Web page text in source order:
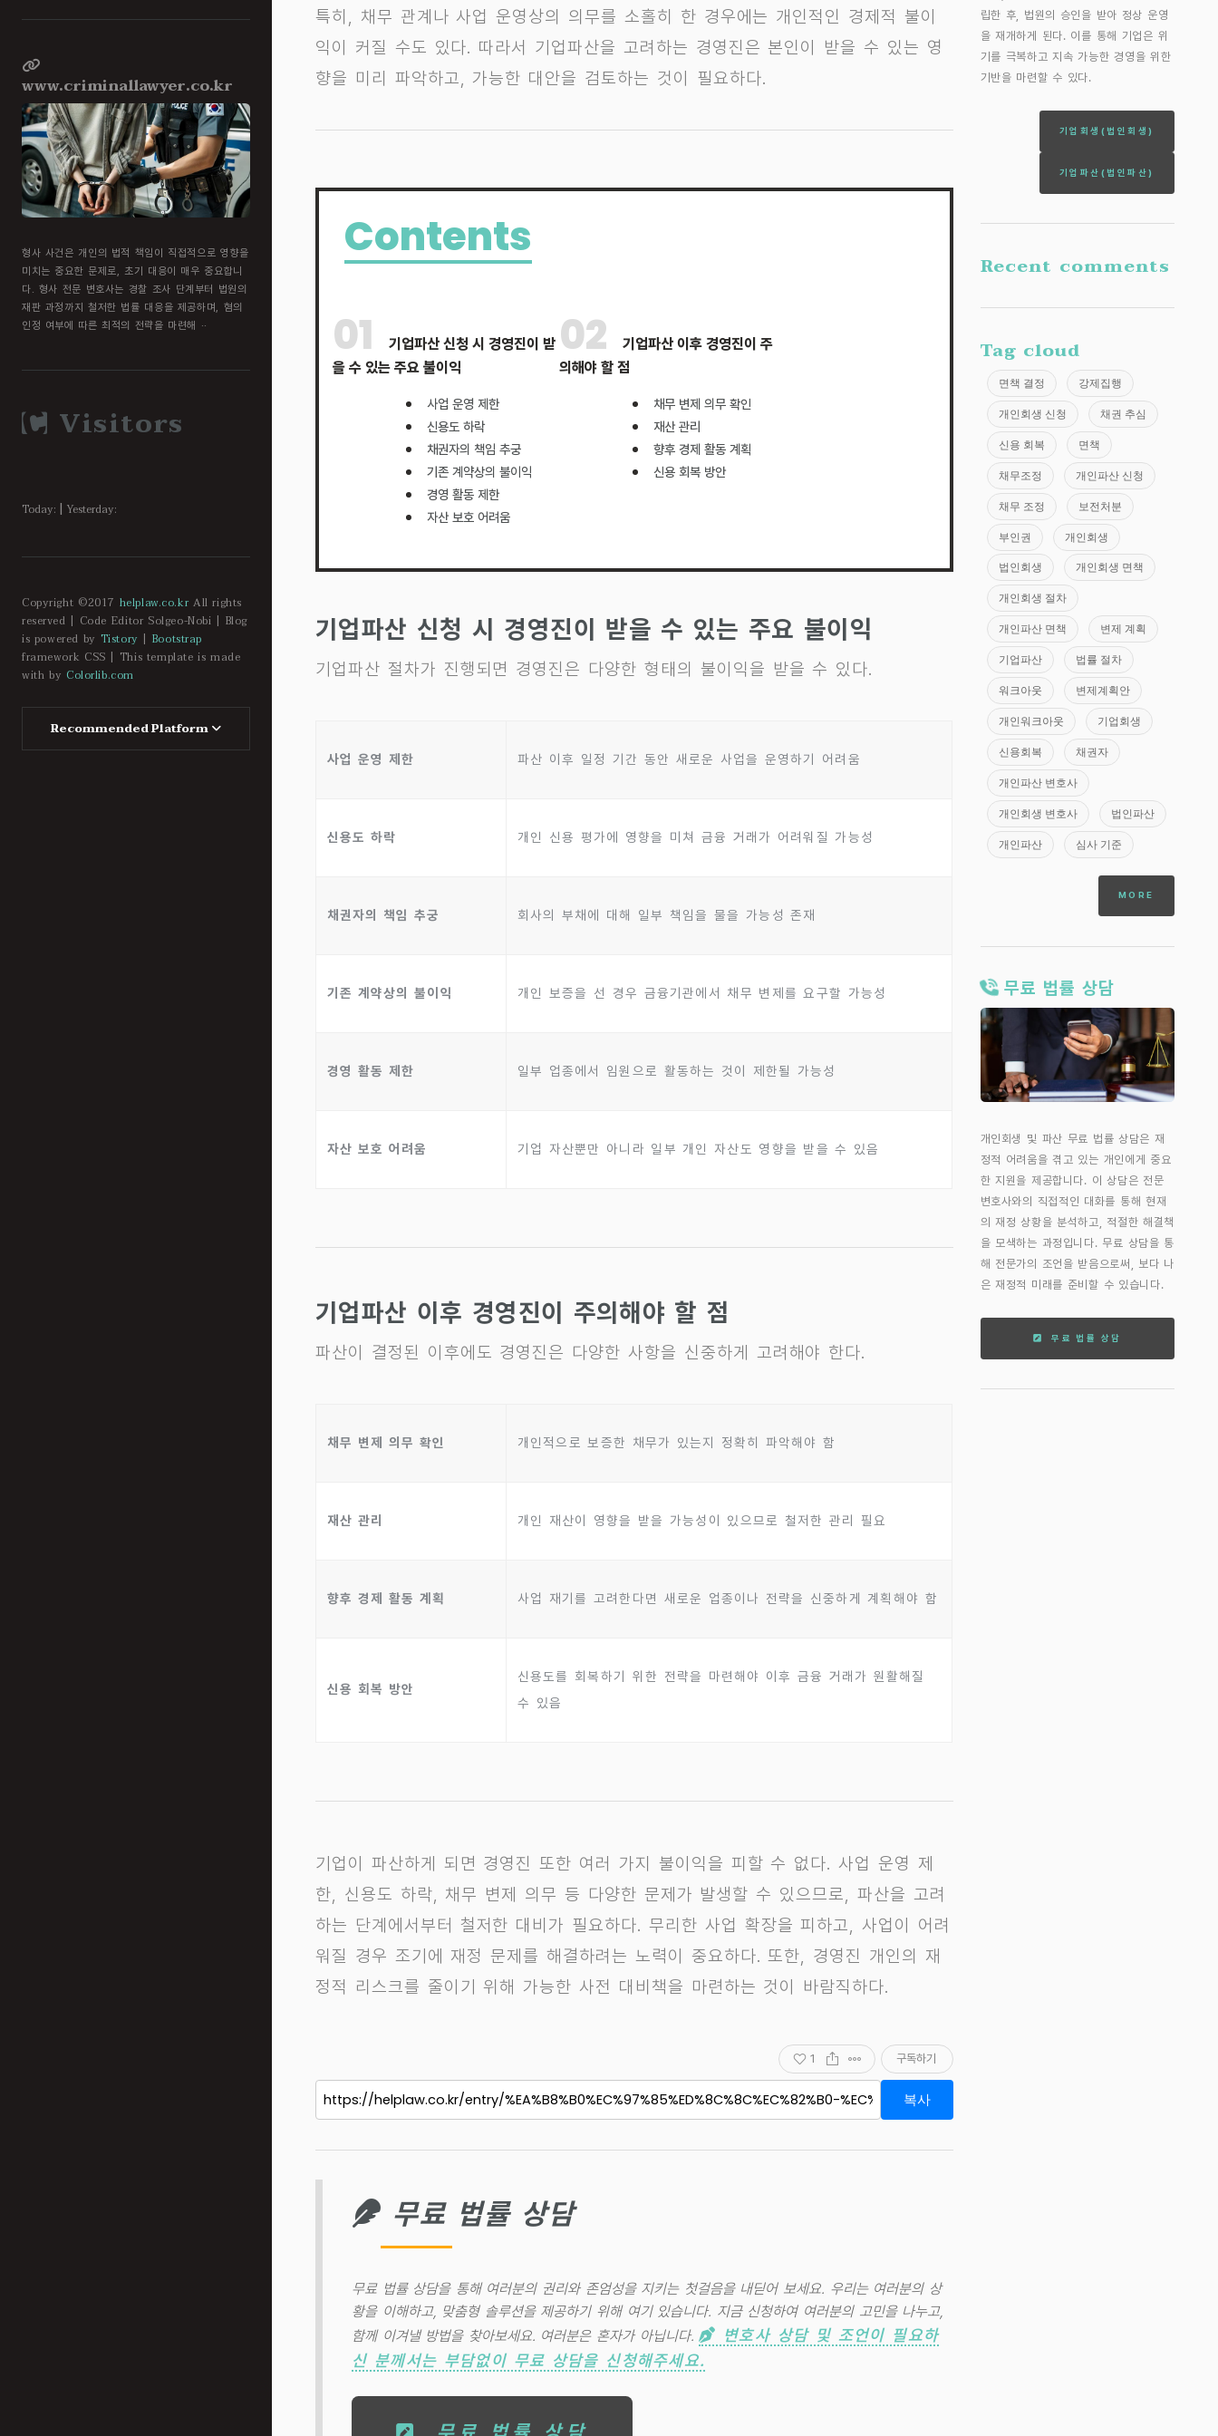
www.criminallawyer.co.kr
형사 사건은 개인의 법적 책임이 직접적으로 영향을
미치는 중요한 문제로, 초기 대응이 매우 중요합니
다. 형사 전문 변호사는 경찰 조사 단계부터 법원의
재판 과정까지 철저한 법률 대응을 제공하며, 혐의
인정 여부에 따른 최적의 전략을 마련해 ··
Visitors
Today: | Yesterday:
Copyright ©2017 helplaw.co.kr All rights
reserved | Code Editor Solgeo-Nobi | Blog
is powered by Tistory | Bootstrap
framework CSS | This template is made
with by Colorlib.com
Recommended Platform
특히, 채무 관계나 사업 운영상의 의무를 소홀히 한 경우에는 개인적인 경제적 불이
익이 커질 수도 있다. 따라서 기업파산을 고려하는 경영진은 본인이 받을 수 있는 영
향을 미리 파악하고, 가능한 대안을 검토하는 것이 필요하다.
Contents
01
기업파산 신청 시 경영진이 받
을 수 있는 주요 불이익
사업 운영 제한
신용도 하락
채권자의 책임 추궁
기존 계약상의 불이익
경영 활동 제한
자산 보호 어려움
02
기업파산 이후 경영진이 주
의해야 할 점
채무 변제 의무 확인
재산 관리
향후 경제 활동 계획
신용 회복 방안
기업파산 신청 시 경영진이 받을 수 있는 주요 불이익
기업파산 절차가 진행되면 경영진은 다양한 형태의 불이익을 받을 수 있다.
사업 운영 제한 파산 이후 일정 기간 동안 새로운 사업을 운영하기 어려움
신용도 하락 개인 신용 평가에 영향을 미쳐 금융 거래가 어려워질 가능성
채권자의 책임 추궁 회사의 부채에 대해 일부 책임을 물을 가능성 존재
기존 계약상의 불이익 개인 보증을 선 경우 금융기관에서 채무 변제를 요구할 가능성
경영 활동 제한 일부 업종에서 임원으로 활동하는 것이 제한될 가능성
자산 보호 어려움 기업 자산뿐만 아니라 일부 개인 자산도 영향을 받을 수 있음
기업파산 이후 경영진이 주의해야 할 점
파산이 결정된 이후에도 경영진은 다양한 사항을 신중하게 고려해야 한다.
채무 변제 의무 확인 개인적으로 보증한 채무가 있는지 정확히 파악해야 함
재산 관리 개인 재산이 영향을 받을 가능성이 있으므로 철저한 관리 필요
향후 경제 활동 계획 사업 재기를 고려한다면 새로운 업종이나 전략을 신중하게 계획해야 함
신용 회복 방안
신용도를 회복하기 위한 전략을 마련해야 이후 금융 거래가 원활해질
수 있음
기업이 파산하게 되면 경영진 또한 여러 가지 불이익을 피할 수 없다. 사업 운영 제
한, 신용도 하락, 채무 변제 의무 등 다양한 문제가 발생할 수 있으므로, 파산을 고려
하는 단계에서부터 철저한 대비가 필요하다. 무리한 사업 확장을 피하고, 사업이 어려
워질 경우 조기에 재정 문제를 해결하려는 노력이 중요하다. 또한, 경영진 개인의 재
정적 리스크를 줄이기 위해 가능한 사전 대비책을 마련하는 것이 바람직하다.
1 구독하기
복사
무료 법률 상담
무료 법률 상담을 통해 여러분의 권리와 존엄성을 지키는 첫걸음을 내딛어 보세요. 우리는 여러분의 상
황을 이해하고, 맞춤형 솔루션을 제공하기 위해 여기 있습니다. 지금 신청하여 여러분의 고민을 나누고,
함께 이겨낼 방법을 찾아보세요. 여러분은 혼자가 아닙니다.
변호사 상담 및 조언이 필요하
신 분께서는 부담없이 무료 상담을 신청해주세요.
립한 후, 법원의 승인을 받아 정상 운영
을 재개하게 된다. 이를 통해 기업은 위
기를 극복하고 지속 가능한 경영을 위한
기반을 마련할 수 있다.
기업회생(법인회생)
기업파산(법인파산)
Recent comments
Tag cloud
면책 결정
강제집행
개인회생 신청
채권 추심
신용 회복
면책
채무조정
개인파산 신청
채무 조정
보전처분
부인권
개인회생
법인회생
개인회생 면책
개인회생 절차
개인파산 면책
변제 계획
기업파산
법률 절차
워크아웃
변제계획안
개인워크아웃
기업회생
신용회복
채권자
개인파산 변호사
개인회생 변호사
법인파산
개인파산
심사 기준
MORE
무료 법률 상담
개인회생 및 파산 무료 법률 상담은 재
정적 어려움을 겪고 있는 개인에게 중요
한 지원을 제공합니다. 이 상담은 전문
변호사와의 직접적인 대화를 통해 현재
의 재정 상황을 분석하고, 적절한 해결책
을 모색하는 과정입니다. 무료 상담을 통
해 전문가의 조언을 받음으로써, 보다 나
은 재정적 미래를 준비할 수 있습니다.
무료 법률 상담